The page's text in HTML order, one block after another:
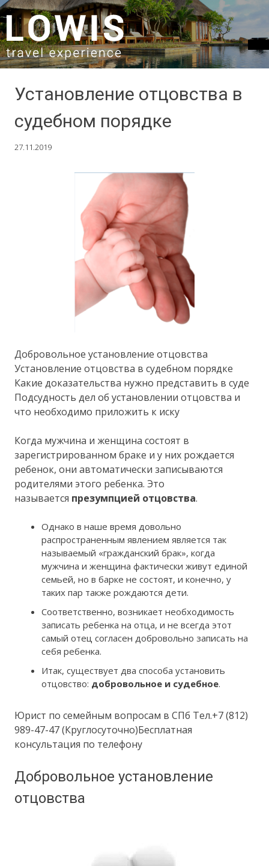
SKIP TO CONTENT
Установление отцовства в
судебном порядке
27.11.2019
Добровольное установление отцовства
Установление отцовства в судебном порядке
Какие доказательства нужно представить в суде
Подсудность дел об установлении отцовства и
что необходимо приложить к иску
Когда мужчина и женщина состоят в
зарегистрированном браке и у них рождается
ребенок, они автоматически записываются
родителями этого ребенка. Это
называется презумпцией отцовства.
Однако в наше время довольно
распространенным явлением является так
называемый «гражданский брак», когда
мужчина и женщина фактически живут единой
семьей, но в барке не состоят, и конечно, у
таких пар также рождаются дети.
Соответственно, возникает необходимость
записать ребенка на отца, и не всегда этот
самый отец согласен добровольно записать на
себя ребенка.
Итак, существует два способа установить
отцовство: добровольное и судебное.
Юрист по семейным вопросам в СПб Тел.+7 (812)
989-47-47 (Круглосуточно)Бесплатная
консультация по телефону
Добровольное установление
отцовства